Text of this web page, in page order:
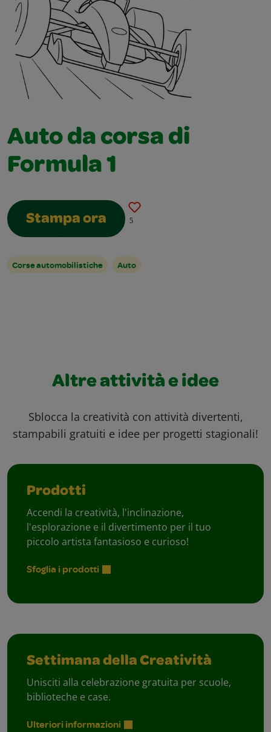
Auto da corsa di
Formula 1
Stampa ora 5
Corse automobilistiche Auto
Altre attività e idee
Sblocca la creatività con attività divertenti,
stampabili gratuiti e idee per progetti stagionali!
Prodotti
Accendi la creatività, l'inclinazione,
l'esplorazione e il divertimento per il tuo
piccolo artista fantasioso e curioso!
Sfoglia i prodotti
Settimana della Creatività
Unisciti alla celebrazione gratuita per scuole,
biblioteche e case.
Ulteriori informazioni